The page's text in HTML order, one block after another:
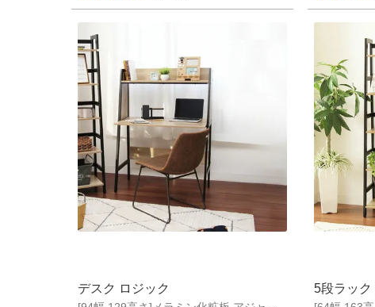
デスク ロジック 5段ラック